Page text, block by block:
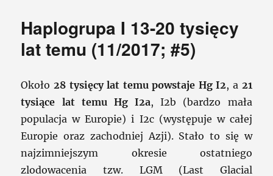
Haplogrupa I 13-20 tysięcy
lat temu (11/2017; #5)
Około28 tysięcy lat temu powstaje Hg I2, a 21
tysiące lat temu Hg I2a, I2b (bardzo mała
populacja w Europie) i I2c (występuje w całej
Europie oraz zachodniej Azji). Stało to się w
najzimniejszym okresie ostatniego
zlodowacenia tzw. LGM (Last Glacial